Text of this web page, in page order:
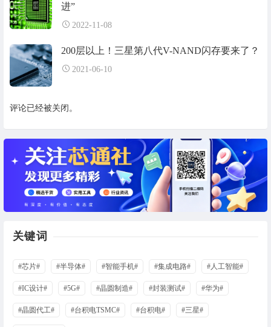
进”
2022-11-08
200层以上！三星第八代V-NAND闪存要来了？
2021-06-10
评论已经被关闭。
关键词
#芯片# #半导体# #智能手机# #集成电路# #人工智能#
#IC设计# #5G# #晶圆制造# #封装测试# #华为#
#晶圆代工# #台积电TSMC# #台积电# #三星#